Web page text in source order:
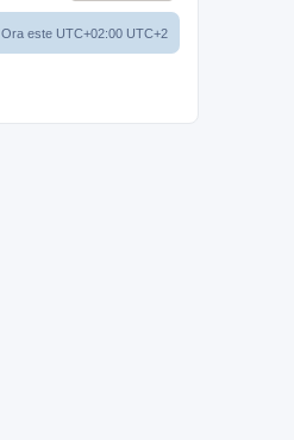
Ora este UTC+02:00 UTC+2